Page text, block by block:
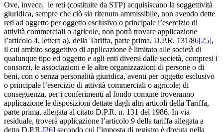
Ove, invece, le reti (costituite da STP) acquisiscano la soggettività
giuridica, sempre che ciò sia ritenuto ammissibile, non avendo dette
reti ad oggetto per oggetto esclusivo o principale l’esercizio di
attività commerciali o agricole, non potrà trovare applicazione
l’articolo 4, lettera a), della Tariffa, parte prima, D.P.R. 131/86[25],
il cui ambito soggettivo di applicazione è limitato alle società di
qualunque tipo ed oggetto e agli enti diversi dalle società, compresi i
consorzi, le associazioni e le altre organizzazioni di persone o di
beni, con o senza personalità giuridica, aventi per oggetto esclusivo
o principale l’esercizio di attività commerciali o agricole; di
conseguenza, per i conferimenti al fondo comune troveranno
applicazione le disposizioni dettate dagli altri articoli della Tariffa,
parte prima, allegata al citato D.P.R. n. 131 del 1986. In via
residuale, troverà applicazione l’articolo 9 della tariffa allegata a
detto D.P.R.[26] secondo cui l’imposta di registro è dovuta nella